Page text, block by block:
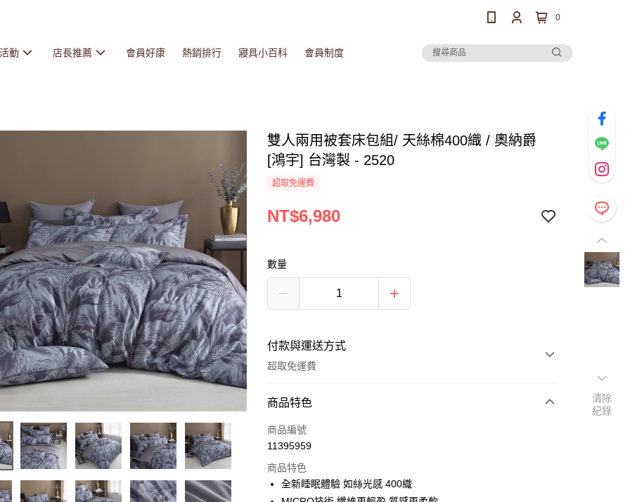
0
動 店長推薦 會員好康 熱銷排行 寢具小百科 會員制度
雙人兩用被套床包組/ 天絲棉400織 / 奧納爵
[鴻宇] 台灣製 - 2520
超取免運費
NT$6,980
數量
付款與運送方式
超取免運費
付款方式
信用卡一次付款
LINE Pay
商品特色
商品編號
11395959
商品特色
全新睡眠體驗 如絲光感 400織
清除
紀錄